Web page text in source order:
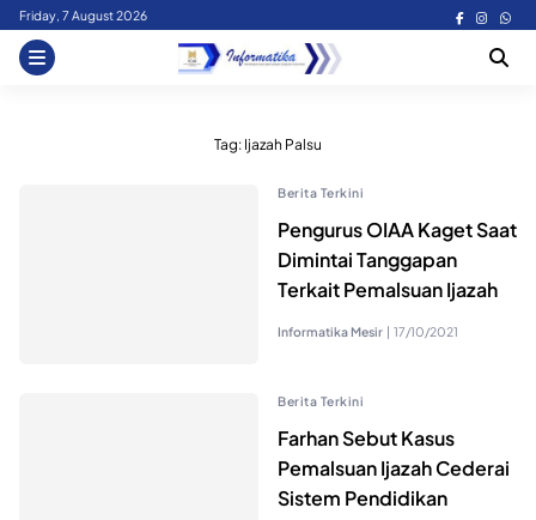
Skip
content
Friday, 7 August 2026
Tag: Ijazah Palsu
Berita Terkini
Pengurus OIAA Kaget Saat
Dimintai Tanggapan
Terkait Pemalsuan Ijazah
Informatika Mesir | 17/10/2021
Berita Terkini
Farhan Sebut Kasus
Pemalsuan Ijazah Cederai
Sistem Pendidikan